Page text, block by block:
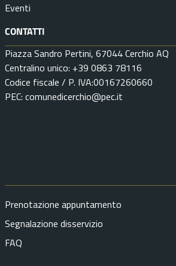
Eventi
CONTATTI
Piazza Sandro Pertini, 67044 Cerchio AQ
Centralino unico: +39 0863 78116
Codice fiscale / P. IVA:00167260660
PEC: comunedicerchio@pec.it
Prenotazione appuntamento
Segnalazione disservizio
FAQ